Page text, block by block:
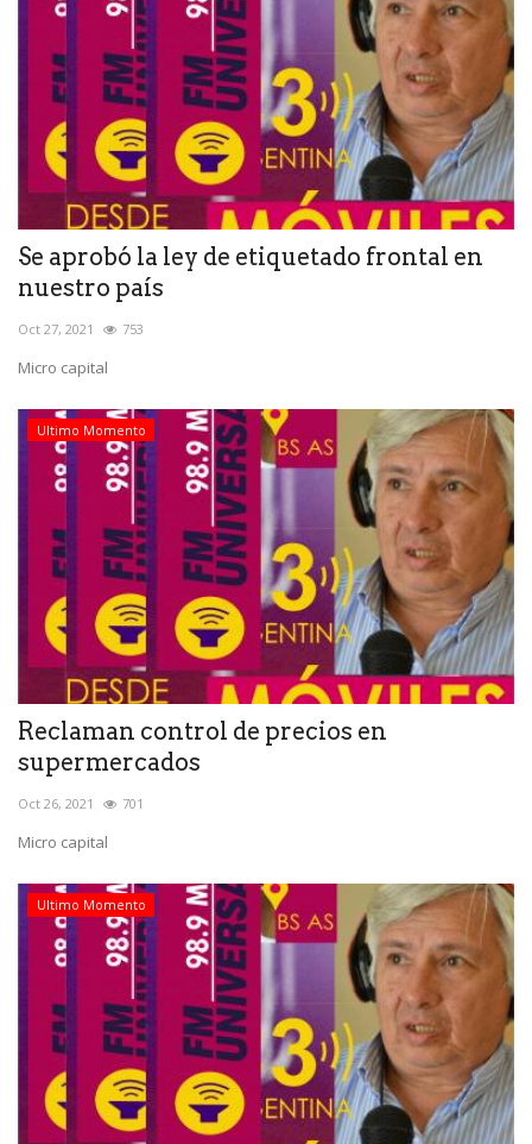
Se aprobó la ley de etiquetado frontal en
nuestro país
Oct 27, 2021 753
Micro capital
Ultimo Momento
Reclaman control de precios en
supermercados
Oct 26, 2021 701
Micro capital
Ultimo Momento